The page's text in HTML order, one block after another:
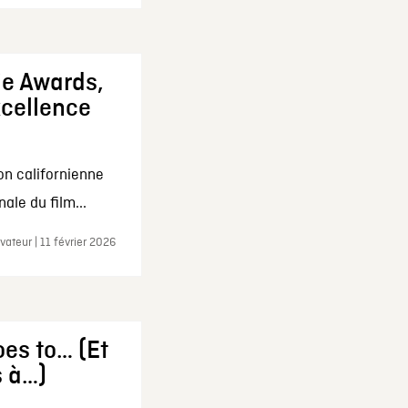
Awards,
californienne
du film...
| 11 février 2026
to… (Et
à…)